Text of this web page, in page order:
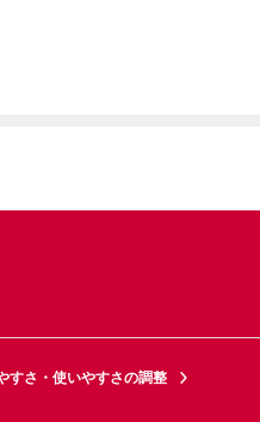
すさ・使いやすさの調整